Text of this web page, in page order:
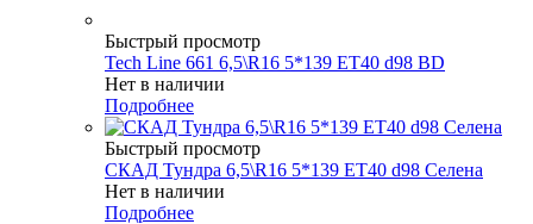
Быстрый просмотр
Tech Line 661 6,5\R16 5*139 ET40 d98 BD
Нет в наличии
Подробнее
Быстрый просмотр
СКАД Тундра 6,5\R16 5*139 ET40 d98 Селена
Нет в наличии
Подробнее